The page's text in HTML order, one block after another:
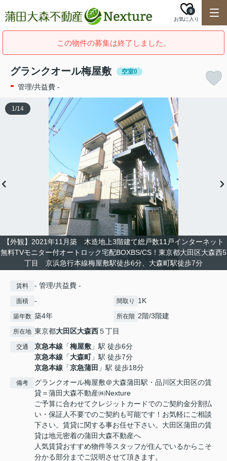
お気に入り
0
この物件の募集は終了しました。
グランクオール梅屋敷 空室0
- 管理/共益費 -
【外観】2021年11月築 木造地上3階建て総戸数11戸インターネット
無料TVモニター付オートロック宅配BOXBS/CS！東京都大田区大森西5
丁目 京浜急行本線梅屋敷駅徒歩6分、大森町駅徒歩7分
1/14
賃料 - 管理/共益費 -
面積 - 間取り 1K
築年数 築4年 所在階 2階/3階建
所在地 東京都大田区大森西５丁目
交通 京急本線 「梅屋敷 」駅 徒歩6分
京急本線 「大森町」駅 徒歩7分
京急本線 「京急蒲田 」駅 徒歩18分
備考
グランクオール梅屋敷＠大森蒲田駅・品川区大田区の賃
貸＝蒲田大森不動産㈱Nexture
ご予算に合わせてクレジットカードでのご契約金分割払
い・保証人不要でのご契約も可能です！お気軽にご相談
下さい。賃貸に関する事お任せ下さい。大田区蒲田の賃
貸は地元密着の蒲田大森不動産へ
人気賃貸おすすめ物件等スタッフが住んでいるからこそ
分かる部分までご説明させて頂きます。